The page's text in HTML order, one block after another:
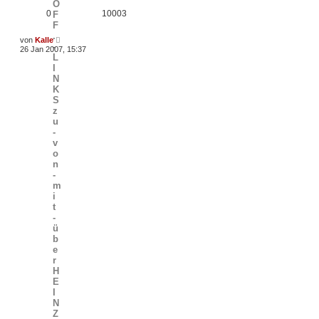
O
F
F
.
-
L
N
K
S
z
u
-
v
o
n
-
m
i
t
-
ü
b
e
r
H
E
N
Z
0 10003
von Kalle
26 Jan 2007, 15:37